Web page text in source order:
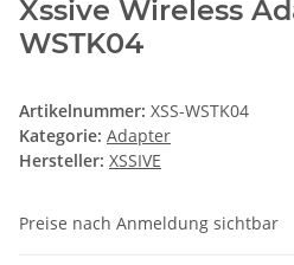
Xssive Wireless
WSTK04
Artikelnummer: XSS-WSTK04
Kategorie: Adapter
Hersteller: XSSIVE
Preise nach Anmeldung sichtbar